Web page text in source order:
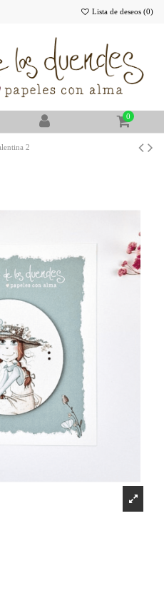
Lista de deseos (0)
0
2